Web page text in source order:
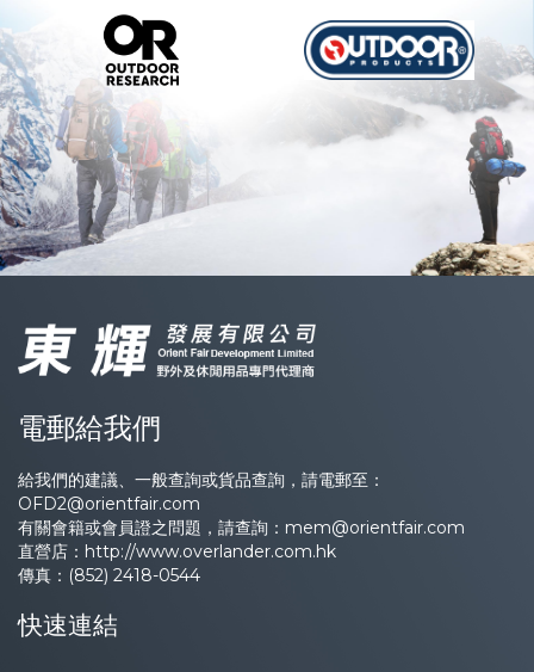
電郵給我們
給我們的建議、一般查詢或貨品查詢，請電郵至：
OFD2@orientfair.com
有關會籍或會員證之問題，請查詢： mem@orientfair.com
直營店： http://www.overlander.com.hk
傳真：(852) 2418-0544
快速連結